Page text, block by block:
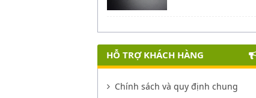
HỖ TRỢ KHÁCH HÀNG
Chính sách và quy định chung